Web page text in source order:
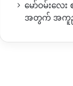
မော်ဝမ်းလေ
အတွက် အကူ